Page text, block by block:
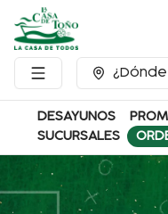
DESAYUNOS
SUCURSALES